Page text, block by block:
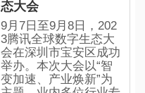
态大会
9月7日至9月8日，202
3腾讯全球数字生态大
会在深圳市宝安区成功
举办。本次大会以“智
变加速、产业焕新”为